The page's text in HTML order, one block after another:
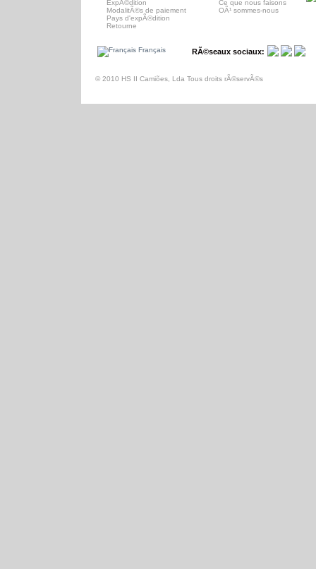
ExpÃ©dition
ModalitÃ©s de paiement
Pays d'expÃ©dition
Retourne
Ce que nous faisons
OÃ¹ sommes-nous
Français RÃ©seaux sociaux:
© 2010 HS II Camiões, Lda Tous droits rÃ©servÃ©s